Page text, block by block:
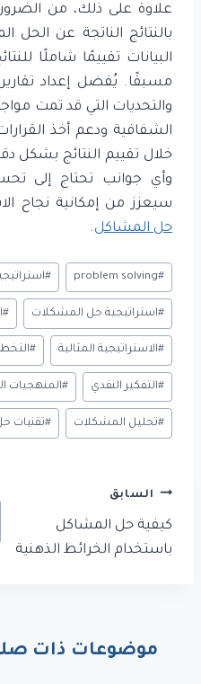
علاوة على ذلك، من
بالنتائج الناتجة عن
البيانات تقييمًا شاملًا
مسبقًا. يُفضل إعداد
والتحديات التي قد تمت
الشفافية ودعم أخذ
خلال تقييم النتائج بشكل
وأي جوانب تحتاج إلى
سيعزز من إمكانية نجاح
حل المشاكل.
وسوم
المقال:
#
problem solving
#
#استراتيجية حل المشكلات #
#الاستراتيجية المثالية #
#التفكير النقدي #المنهجيات
#تحليل المشكلات #تقنيات
تصفّح
المقالات
السابق
كيفية حل المشاكل
باستخدام الخرائط الذهنية
موضوعات ذات